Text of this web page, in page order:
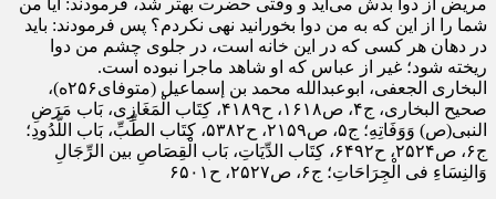
شما را از این که به من دوا بخورانید نهی نکردم؟ پس فرمودند: باید
در دهان هر کسی که در این خانه است، در جلوی چشم من دوا
ریخته شود؛ غیر از عباس که او شاهد ماجرا نبوده است.
البخاری الجعفی، ابوعبدالله محمد بن إسماعیل (متوفای۲۵۶ه)،
صحیح البخاری، ج۴، ص۱۶۱۸، ح۴۱۸۹، کِتَاب الْمَغَازِی، بَاب مَرَضِ
النبی(ص) وَوَفَاتِهِ؛ ج۵، ص۲۱۵۹، ح۵۳۸۲، کِتَاب الطِّبِّ، بَاب اللَّدُودِ؛
ج۶، ص۲۵۲۴، ح۶۴۹۲، کِتَاب الدِّیَاتِ، بَاب الْقِصَاصِ بین الرِّجَالِ
وَالنِسَاءِ فی الْجِرَاحَاتِ؛ ج۶، ص۲۵۲۷، ح۶۵۰۱